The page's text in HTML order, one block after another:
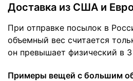
Доставка из США и
При отправке посылок в
объемный вес считается
он превышает физический в 3
Примеры вещей с большим